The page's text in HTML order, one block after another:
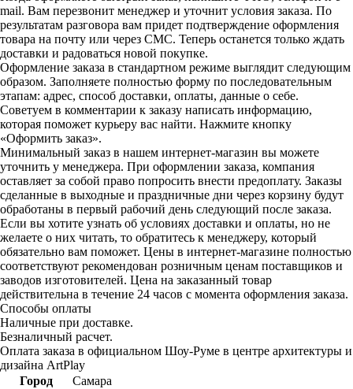
mail. Вам перезвонит менеджер и уточнит условия заказа. По
результатам разговора вам придет подтверждение оформления
товара на почту или через СМС. Теперь останется только ждать
доставки и радоваться новой покупке.
Оформление заказа в стандартном режиме выглядит следующим
образом. Заполняете полностью форму по последовательным
этапам: адрес, способ доставки, оплаты, данные о себе.
Советуем в комментарии к заказу написать информацию,
которая поможет курьеру вас найти. Нажмите кнопку
«Оформить заказ».
Минимальный заказ в нашем интернет-магазин вы можете
уточнить у менеджера. При оформлении заказа, компания
оставляет за собой право попросить внести предоплату. Заказы
сделанные в выходные и праздничные дни через корзину будут
обработаны в первый рабочий день следующий после заказа.
Если вы хотите узнать об условиях доставки и оплаты, но не
желаете о них читать, то обратитесь к менеджеру, который
обязательно вам поможет. Цены в интернет-магазине полностью
соответствуют рекомендован розничным ценам поставщиков и
заводов изготовителей. Цена на заказанный товар
действительна в течение 24 часов с момента оформления заказа.
Способы оплаты
Наличные при доставке.
Безналичный расчет.
Оплата заказа в официальном Шоу-Руме в центре архитектуры и
дизайна ArtPlay
Город
Самара